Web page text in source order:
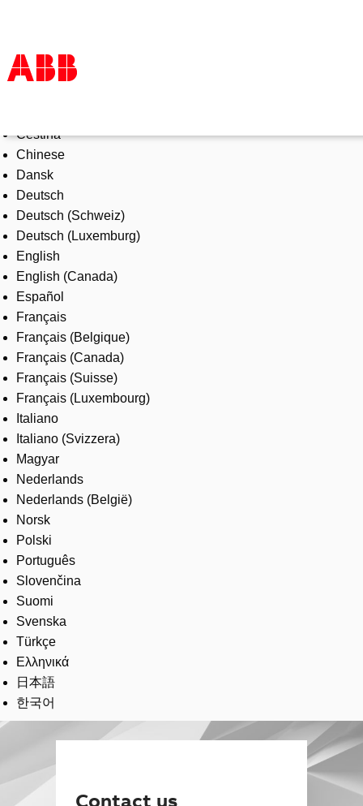
Products & Solutions
Industries
Services
About us
Where to buy
Contact us
Careers
Čeština
Chinese
Dansk
Deutsch
Deutsch (Schweiz)
Deutsch (Luxemburg)
English
English (Canada)
Español
Français
Français (Belgique)
Français (Canada)
Français (Suisse)
Français (Luxembourg)
Italiano
Italiano (Svizzera)
Magyar
Nederlands
Nederlands (België)
Norsk
Polski
Português
Slovenčina
Suomi
Svenska
Türkçe
Ελληνικά
日本語
한국어
Contact us